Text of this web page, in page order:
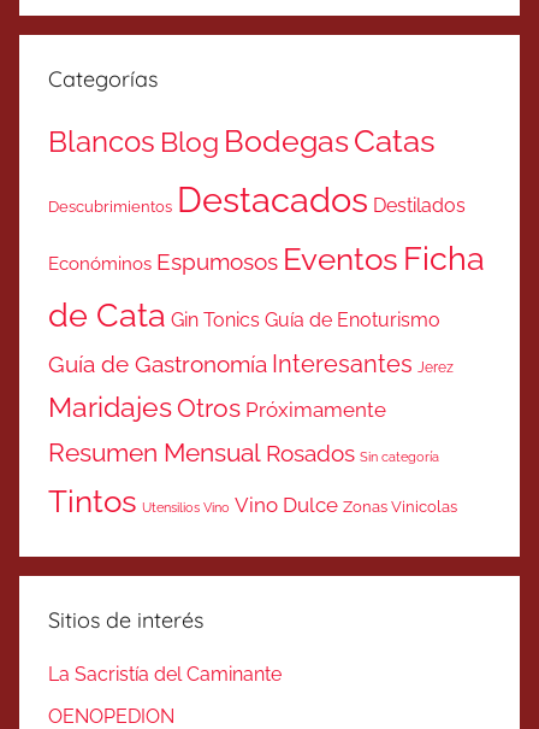
Categorías
Blancos Blog BodegasCatas
Descubrimientos Destacados Destilados
Económinos Espumosos Eventos Ficha
de Cata Gin Tonics Guía de Enoturismo
Guía de Gastronomía Interesantes Jerez
MaridajesOtros Próximamente
Resumen Mensual Rosados Sin categoría
Tintos Utensilios Vino Vino Dulce Zonas Vinicolas
Sitios de interés
La Sacristía del Caminante
OENOPEDION